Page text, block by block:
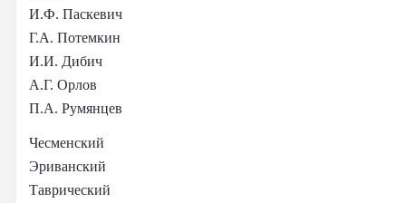
И.Ф. Паскевич
Г.А. Потемкин
И.И. Дибич
А.Г. Орлов
П.А. Румянцев
Чесменский
Эриванский
Таврический